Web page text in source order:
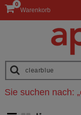
Warenkorb
0
Sie suchen nach: „